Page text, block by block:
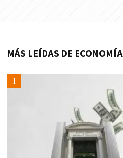
MÁS LEÍDAS DE ECONOMÍA